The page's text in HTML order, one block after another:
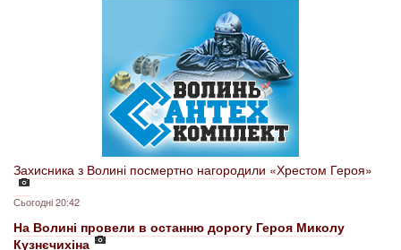
Захисника з Волині посмертно нагородили «Хрестом Героя»
Сьогодні 20:42
На Волині провели в останню дорогу Героя Миколу
Кузнєчихіна